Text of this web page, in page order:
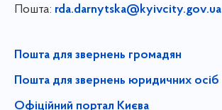
Пошта: rda.darnytska@kyivcity.gov.ua
Пошта для звернень громадян
Пошта для звернень юридичних осіб
Офіційний портал Києва